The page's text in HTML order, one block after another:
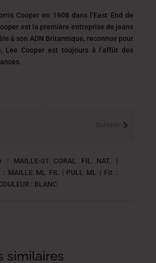
Cooper en 1908 dans l’East End de
est la première entreprise de jeans
à son ADN Britannique, reconnue pour
Lee Cooper est toujours à l’affût des
: MAILLE-01 CORAL FIL NAT. |
: MAILLE ML FIL | PULL ML | Fit :
: BLANC
similaires